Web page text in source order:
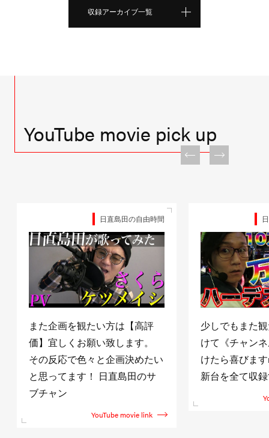
収録アーカイブ一覧
YouTube movie pick up
日直島田の自由時間
また企画を観たい方は【高評
価】宜しくお願い致します。
その反応で色々と企画決めたい
と思ってます！ 日直島田のサ
ブチャン
YouTube movie link
少しでもまた
けて《チャン
けたら喜びま
新台を全て収